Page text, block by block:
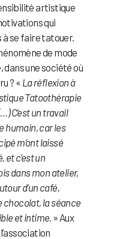
artistique
qui
à se faire tatouer.
de mode
dans une société où
? « La réflexion à
Tatoothérapie
C’est un travail
humain, car les
m’ont laissé
et c’est un
dans mon atelier,
d’un café,
chocolat, la séance
et intime . » Aux